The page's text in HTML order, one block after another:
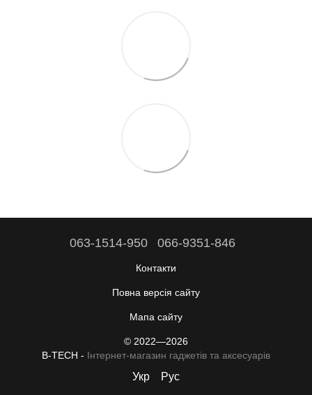
063-1514-950 066-9351-846
Контакти
Повна версія сайту
Мапа сайту
© 2022—2026
B-TECH - Інтернет-магазин гаджетів та аксесуарів
Укр Рус